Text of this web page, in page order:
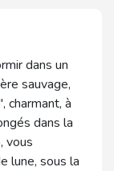
dans un
sauvage,
charmant, à
dans la
vous
lune, sous la